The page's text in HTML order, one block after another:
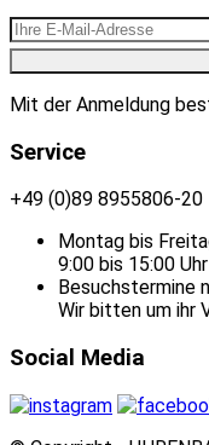
Mit der Anmeldung
Service
+49 (0)89 8955806-20
Montag bis
9:00 bis 15:00 Uhr
Besuchstermine
Wir bitten um ihr
Social Media